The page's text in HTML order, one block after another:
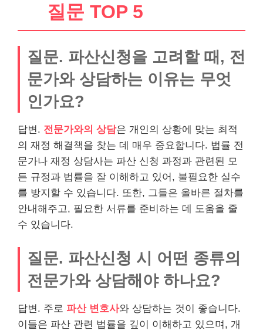
질문 TOP 5
질문. 파산신청을 고려할 때, 전
문가와 상담하는 이유는 무엇
인가요?
답변. 전문가와의 상담은 개인의 상황에 맞는 최적
의 재정 해결책을 찾는 데 매우 중요합니다. 법률 전
문가나 재정 상담사는 파산 신청 과정과 관련된 모
든 규정과 법률을 잘 이해하고 있어, 불필요한 실수
를 방지할 수 있습니다. 또한, 그들은 올바른 절차를
안내해주고, 필요한 서류를 준비하는 데 도움을 줄
수 있습니다.
질문. 파산신청 시 어떤 종류의
전문가와 상담해야 하나요?
답변. 주로 파산 변호사와 상담하는 것이 좋습니다.
이들은 파산 관련 법률을 깊이 이해하고 있으며, 개